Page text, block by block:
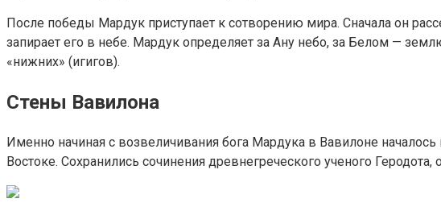
После победы Мардук приступает к сотворению мира. Сначала он
запирает его в небе. Мардук определяет за Ану небо, за Белом —
«нижних» (игигов).
Стены Вавилона
Именно начиная с возвеличивания бога Мардука в Вавилоне
Востоке. Сохранились сочинения древнегреческого ученого